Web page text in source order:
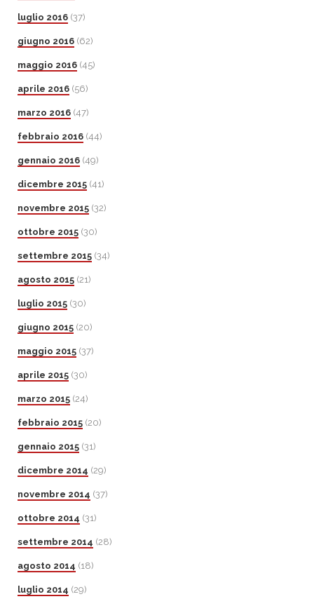
luglio 2016 (37)
giugno 2016 (62)
maggio 2016 (45)
aprile 2016 (56)
marzo 2016 (47)
febbraio 2016 (44)
gennaio 2016 (49)
dicembre 2015 (41)
novembre 2015 (32)
ottobre 2015 (30)
settembre 2015 (34)
agosto 2015 (21)
luglio 2015 (30)
giugno 2015 (20)
maggio 2015 (37)
aprile 2015 (30)
marzo 2015 (24)
febbraio 2015 (20)
gennaio 2015 (31)
dicembre 2014 (29)
novembre 2014 (37)
ottobre 2014 (31)
settembre 2014 (28)
agosto 2014 (18)
luglio 2014 (29)